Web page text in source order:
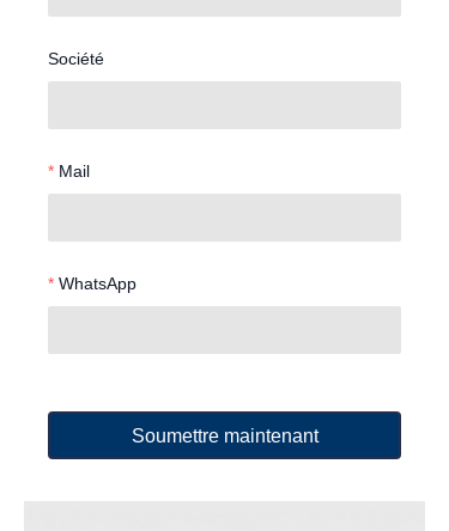
Société
Mail
WhatsApp
Soumettre maintenant